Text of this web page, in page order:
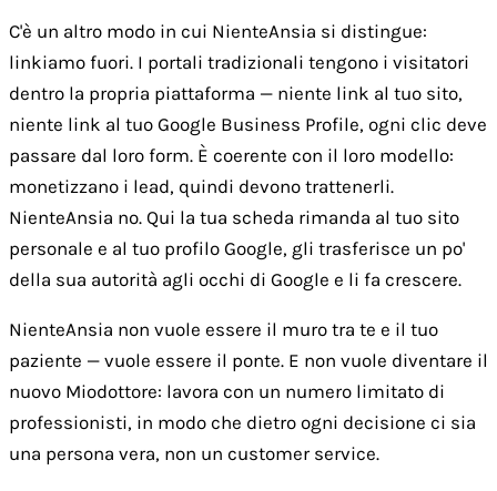
C'è un altro modo in cui NienteAnsia si distingue:
linkiamo fuori. I portali tradizionali tengono i visitatori
dentro la propria piattaforma — niente link al tuo sito,
niente link al tuo Google Business Profile, ogni clic deve
passare dal loro form. È coerente con il loro modello:
monetizzano i lead, quindi devono trattenerli.
NienteAnsia no. Qui la tua scheda rimanda al tuo sito
personale e al tuo profilo Google, gli trasferisce un po'
della sua autorità agli occhi di Google e li fa crescere.
NienteAnsia non vuole essere il muro tra te e il tuo
paziente — vuole essere il ponte. E non vuole diventare il
nuovo Miodottore: lavora con un numero limitato di
professionisti, in modo che dietro ogni decisione ci sia
una persona vera, non un customer service.